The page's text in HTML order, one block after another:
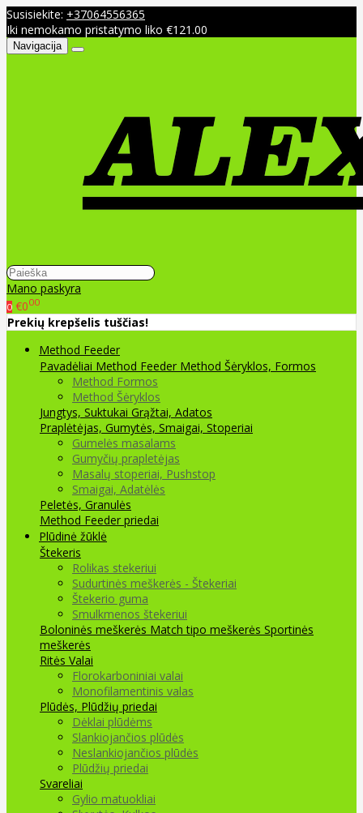
Susisiekite: +37064556365
Iki nemokamo pristatymo liko €121.00
Navigacija
Mano paskyra
0 €000
Prekių krepšelis tuščias!
Method Feeder
Pavadėliai Method Feeder Method Šėryklos, Formos
Method Formos
Method Šėryklos
Jungtys, Suktukai Grąžtai, Adatos
Praplėtėjas, Gumytės, Smaigai, Stoperiai
Gumelės masalams
Gumyčių prapletėjas
Masalų stoperiai, Pushstop
Smaigai, Adatėlės
Peletės, Granulės
Method Feeder priedai
Plūdinė žūklė
Štekeris
Rolikas stekeriui
Sudurtinės meškerės - Štekeriai
Štekerio guma
Smulkmenos štekeriui
Boloninės meškerės Match tipo meškerės Sportinės
meškerės
Ritės Valai
Florokarboniniai valai
Monofilamentinis valas
Plūdės, Plūdžių priedai
Dėklai plūdėms
Slankiojančios plūdės
Neslankiojančios plūdės
Plūdžių priedai
Svareliai
Gylio matuokliai